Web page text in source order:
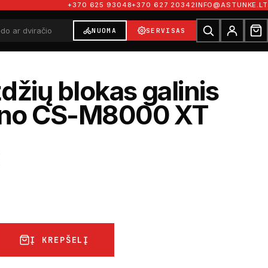
+370 625 93048+370 627 20342INFO@ASTUNKE.LT
NUOMA SERVISAS
blokas galinis
CS-M8000 XT
Į KREPŠELĮ